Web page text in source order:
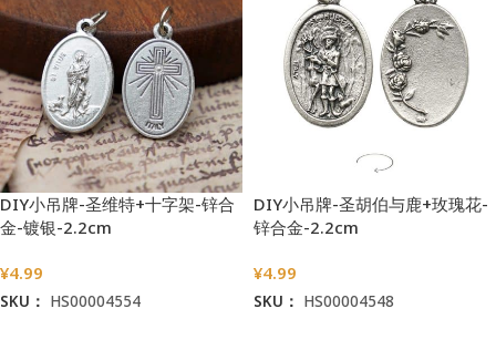
DIY小吊牌-圣维特+十字架-锌合
金-镀银-2.2cm
¥4.99
SKU： HS00004554
DIY小吊牌-圣胡伯与鹿+玫瑰花-
锌合金-2.2cm
¥4.99
SKU： HS00004548